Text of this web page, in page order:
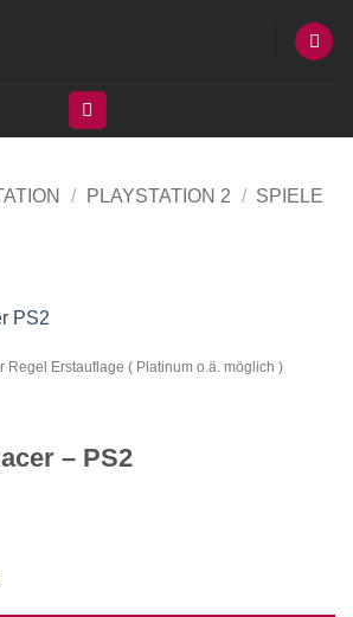
/ PLAYSTATION 2 / SPIELE
Regel Erstauflage ( Platinum o.ä. möglich )
– PS2